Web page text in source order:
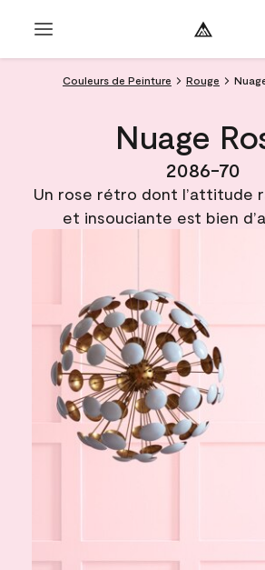
Couleurs de Peinture Rouge
Nuage
2086-70
Un rose rétro dont l’attitude
et insouciante est bien